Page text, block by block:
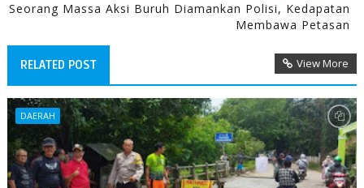
Seorang Massa Aksi Buruh Diamankan Polisi, Kedapatan
Membawa Petasan
RELATED POST View More
DAERAH